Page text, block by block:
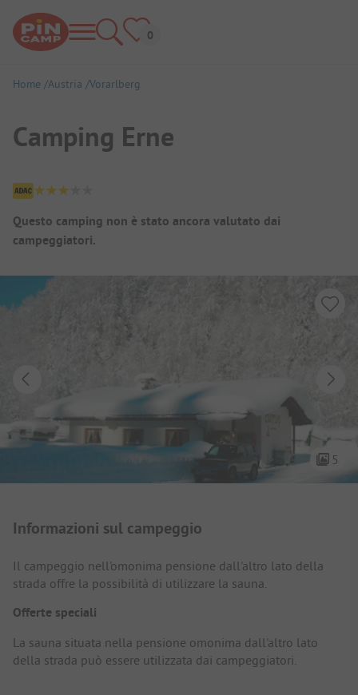
Home Austria Vorarlberg
Camping Erne
Panoramica del campeggio
Questo camping non è stato ancora valutato dai
campeggiatori.
5
Informazioni sul campeggio
Il campeggio nell'omonima pensione dall'altro lato della
strada offre la possibilità di utilizzare la sauna.
Offerte speciali
La sauna situata nella pensione omonima dall'altro lato
della strada può essere utilizzata dai campeggiatori.